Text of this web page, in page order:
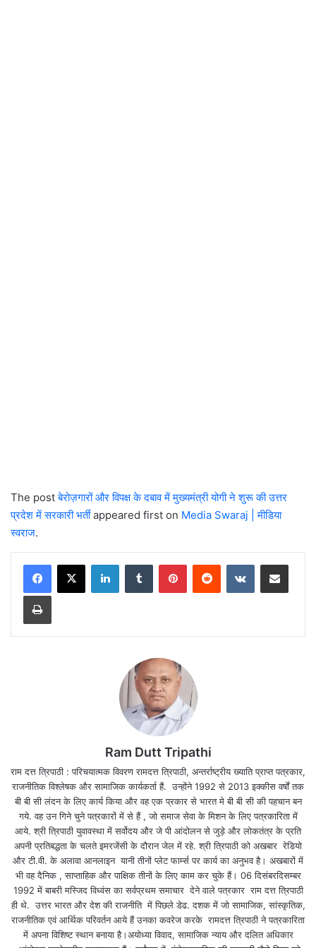
The postबेरोज़गारों और विपक्ष के दबाव में मुख्यमंत्री योगी ने शुरू की उत्तर
प्रदेश में सरकारी भर्तीappeared first on Media Swaraj | मीडिया
स्वराज.
LinkedInTumblr PinterestReddit VKontakteShare via Email
Print
Ram Dutt Tripathi
राम दत्त त्रिपाठी : परिचयात्मक विवरण रामदत्त त्रिपाठी, अन्तर्राष्ट्रीय ख्याति प्राप्त पत्रकार,
राजनीतिक विश्लेषक और सामाजिक कार्यकर्ता हैं. उन्होंने 1992 से 2013 इक्कीस वर्षों तक
बी बी सी लंदन के लिए कार्य किया और वह एक प्रकार से भारत मे बी बी सी की पहचान बन
गये. वह उन गिने चुने पत्रकारों में से हैं , जो समाज सेवा के मिशन के लिए पत्रकारिता में
आये. श्री त्रिपाठी युवावस्था में सर्वोदय और जे पी आंदोलन से जुड़े और लोकतंत्र के प्रति
अपनी प्रतिबद्धता के चलते इमरजेंसी के दौरान जेल में रहे. श्री त्रिपाठी को अखबार रेडियो
और टी.वी. के अलावा आनलाइन यानी तीनों प्लेट फार्म्स पर कार्य का अनुभव है। अखबारों में
भी वह दैनिक , साप्ताहिक और पाक्षिक तीनों के लिए काम कर चुके हैं। 06 दिसंबरदिसम्बर
1992 में बाबरी मस्जिद विध्वंस का सर्वप्रथम समाचार देने वाले पत्रकार राम दत्त त्रिपाठी
ही थे. उत्तर भारत और देश की राजनीति में पिछले डेढ. दशक में जो सामाजिक, सांस्कृतिक,
राजनीतिक एवं आर्थिक परिवर्तन आये हैं उनका कवरेज करके रामदत्त त्रिपाठी ने पत्रकारिता
में अपना विशिष्ट स्थान बनाया है।अयोध्या विवाद, सामाजिक न्याय और दलित अधिकार